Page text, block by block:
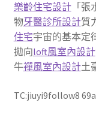
樂齡住宅設計「張
物牙醫診所設計質
住宅宇宙的基本定
拋向loft風室內設計
牛禪風室內設計土
TC:jiuyi9follow8